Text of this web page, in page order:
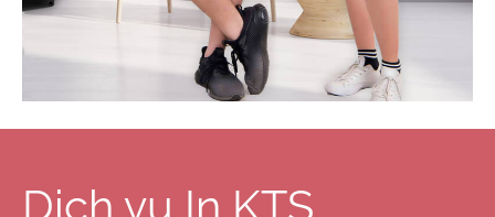
Dịch vụ In KTS